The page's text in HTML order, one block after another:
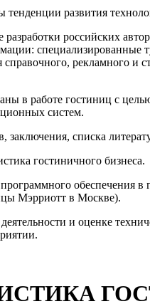
развития
российских
рекламного и
в работе гостиниц с
систем.
заключения, списка
гостиничного бизнеса.
Мэрриотт в Москве).
и оценке